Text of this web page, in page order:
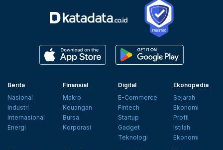
Berita
Nasional
Industri
Internasional
Energi
Finansial
Makro
Keuangan
Bursa
Korporasi
Digital
E-Commerce
Fintech
Startup
Gadget
Teknologi
Ekonopedia
Sejarah
Ekonomi
Profil
Istilah
Ekonomi